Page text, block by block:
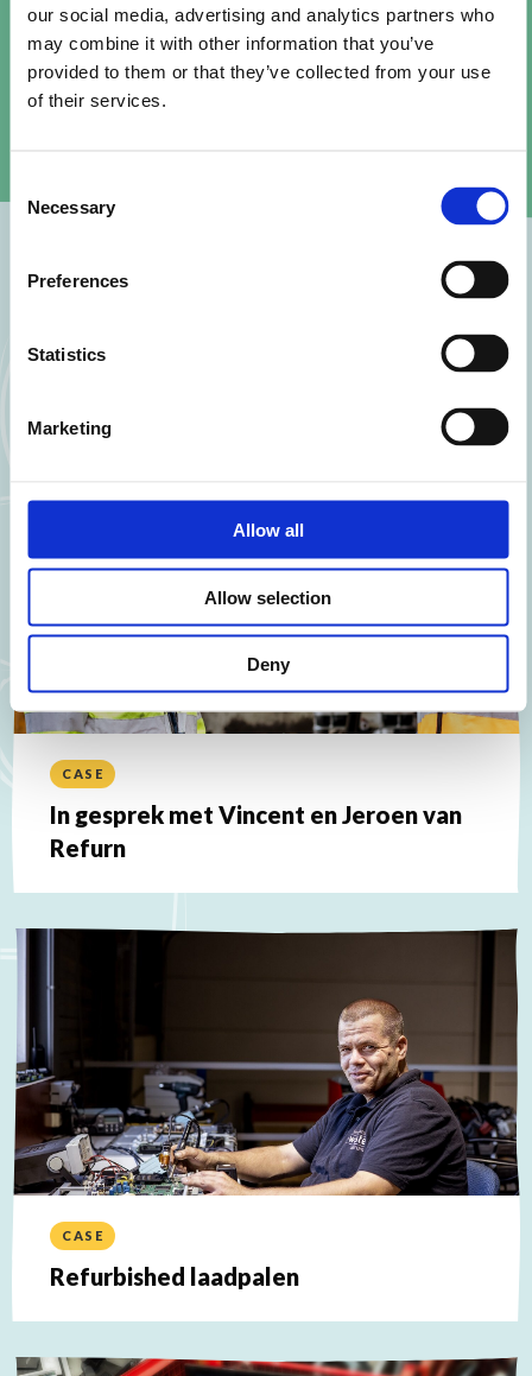
our social media, advertising and analytics partners who
may combine it with other information that you’ve
provided to them or that they’ve collected from your use
of their services.
Selection
Necessary
Preferences
Statistics
Marketing
Allow all
Allow selection
Deny
kan je aanzienlijk veel e-waste
voorkomen.
CASE
In gesprek met Vincent en Jeroen van
Refurn
meer
CASE
Refurbished laadpalen
meer